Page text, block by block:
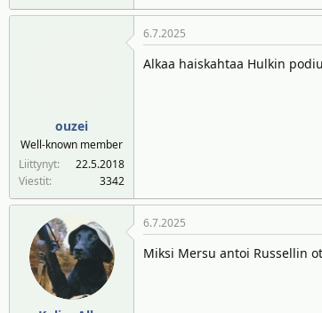
ouzei
Well-known member
Liittynyt
22.5.2018
Viestit
3342
6.7.2025
Alkaa haiskahtaa Hulkin
6.7.2025
Miksi Mersu antoi Russellin